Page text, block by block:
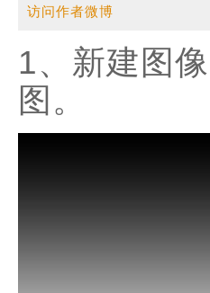
访问作者微博
1、新建图
图。